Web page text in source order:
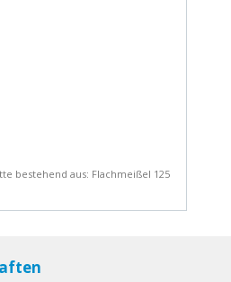
bestehend aus: Flachmeißel 125